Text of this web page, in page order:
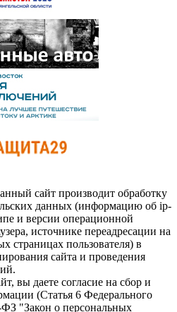
сайт производит обработку
данных (информацию об ip-
и версии операционной
источнике переадресации на
страницах пользователя) в
сайта и проведения
вы даете согласие на сбор и
(Статья 6 Федерального
"Закон о персональных